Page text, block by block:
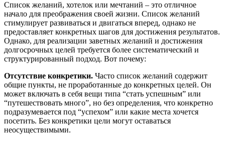
Список желаний, хотелок или мечтаний – это отличное
начало для преображения своей жизни. Список желаний
стимулирует развиваться и двигаться вперед, однако не
предоставляет конкретных шагов для достижения результатов.
Однако, для реализации заветных желаний и достижения
долгосрочных целей требуется более систематический и
структурированный подход. Вот почему:
Отсутствие конкретики. Часто список желаний содержит
общие пункты, не проработанные до конкретных целей. Он
может включать в себя вещи типа “стать успешным” или
“путешествовать много”, но без определения, что конкретно
подразумевается под “успехом” или какие места хочется
посетить. Без конкретики цели могут оставаться
неосуществимыми.